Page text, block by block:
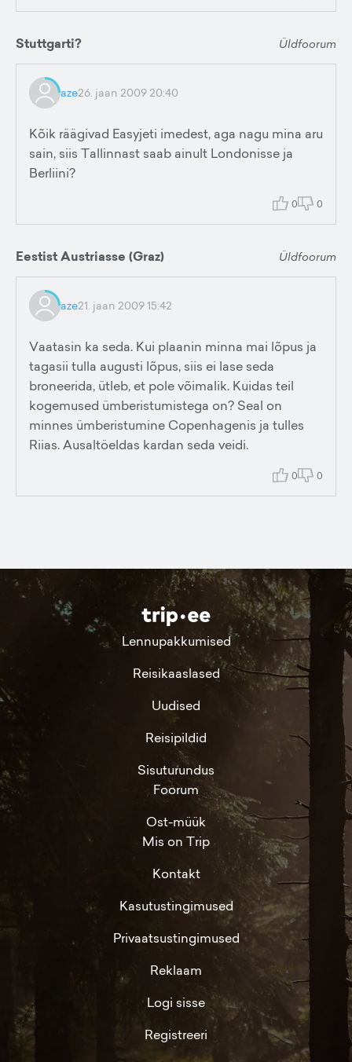
Stuttgarti? Üldfoorum
aze26. jaan 2009 20:40
Kõik räägivad Easyjeti imedest, aga nagu mina aru
sain, siis Tallinnast saab ainult Londonisse ja
Berliini?
0 0
Eestist Austriasse (Graz) Üldfoorum
aze21. jaan 2009 15:42
Vaatasin ka seda. Kui plaanin minna mai lõpus ja
tagasii tulla augusti lõpus, siis ei lase seda
broneerida, ütleb, et pole võimalik. Kuidas teil
kogemused ümberistumistega on? Seal on
minnes ümberistumine Copenhagenis ja tulles
Riias. Ausaltöeldas kardan seda veidi.
0 0
Lennupakkumised
Reisikaaslased
Uudised
Reisipildid
Sisuturundus
Foorum
Ost-müük
Mis on Trip
Kontakt
Kasutustingimused
Privaatsustingimused
Reklaam
Logi sisse
Registreeri